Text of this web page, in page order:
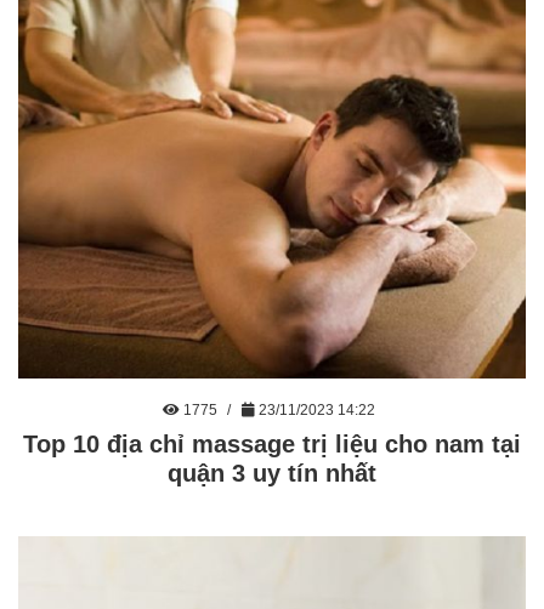
1775 23/11/2023 14:22
Top 10 địa chỉ massage trị liệu cho nam tại
quận 3 uy tín nhất